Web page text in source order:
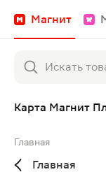
Магнит
Карта Магнит
Главная
Главная